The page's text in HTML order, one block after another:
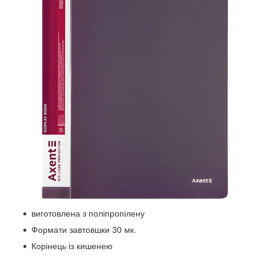
виготовлена з поліпропілену
Формати завтовшки 30 мк.
Корінець із кишенею